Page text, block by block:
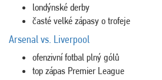
londýnské derby
časté velké zápasy o trofeje
Arsenal vs. Liverpool
ofenzivní fotbal plný gólů
top zápas Premier League